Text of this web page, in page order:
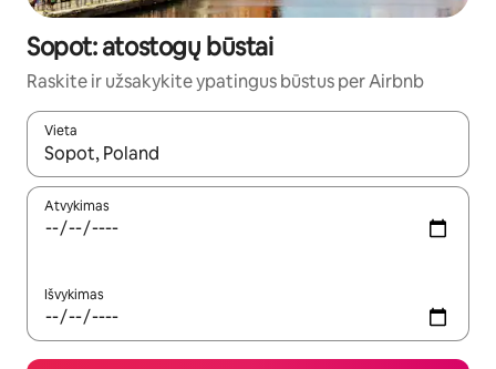
Sopot: atostogų būstai
Raskite ir užsakykite ypatingus būstus per Airbnb
Vieta
Kai pasirodys paieškos rezultatai, juos naršyti galite
Atvykimas
Išvykimas